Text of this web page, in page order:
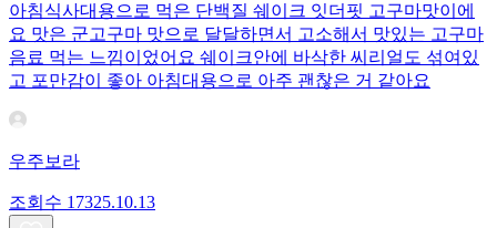
아침식사대용으로 먹은 단백질 쉐이크 잇더핏 고구마맛이에
요 맛은 군고구마 맛으로 달달하면서 고소해서 맛있는 고구마
음료 먹는 느낌이었어요 쉐이크안에 바삭한 씨리얼도 섞여있
고 포만감이 좋아 아침대용으로 아주 괜찮은 거 같아요
우주보라
조회수 17325.10.13